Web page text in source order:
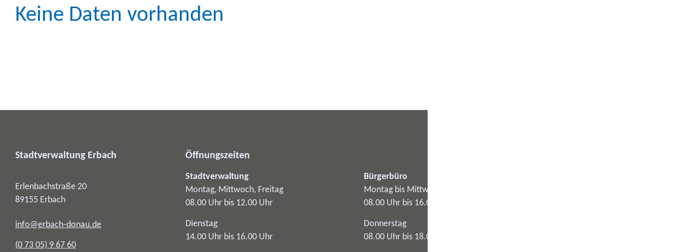
Keine Daten vorhanden
Stadtverwaltung Erbach
Erlenbachstraße 20
89155 Erbach
info@erbach-donau.de
(0 73 05) 9 67 60
Öffnungszeiten
Stadtverwaltung
Montag, Mittwoch, Freitag
08.00 Uhr bis 12.00 Uhr
Dienstag
14.00 Uhr bis 16.00 Uhr
Bürgerbüro
Montag bis Mittwoch
08.00 Uhr bis 16.00 Uhr
Donnerstag
08.00 Uhr bis 18.00 Uhr